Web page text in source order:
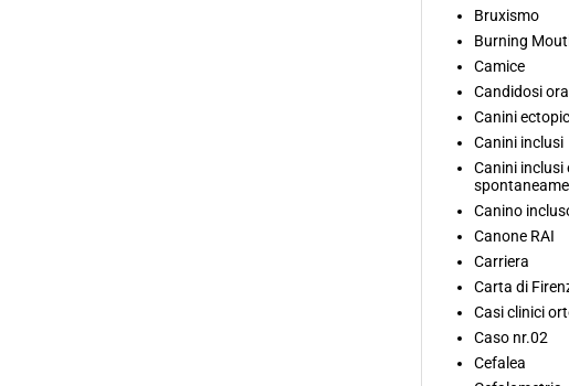
Bruxismo
Burning
Camice
Candidosi
Canini
Canini inclusi
Canini inclusi
Canino
Canone RAI
Carriera
Carta di
Casi clinici
Caso nr.02
Cefalea